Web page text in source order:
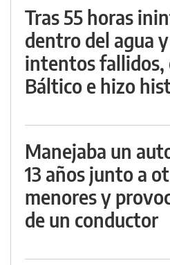
Tras 55 horas
dentro del agua
intentos fallidos,
Báltico e hizo
Manejaba un
13 años junto a
menores y
de un conductor